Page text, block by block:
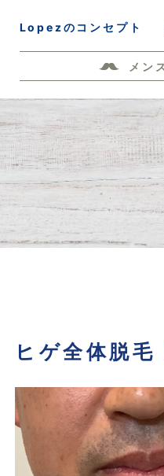
Lopezのコンセプト
メン
ヒゲ全体脱毛